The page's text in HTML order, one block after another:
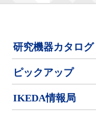
研究機器カタログ
ピックアップ
IKEDA情報局